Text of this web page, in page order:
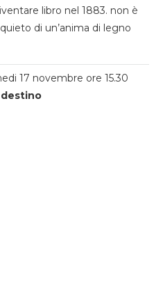
libro nel 1883. non è
di un’anima di legno
17 novembre ore 15.30
destino